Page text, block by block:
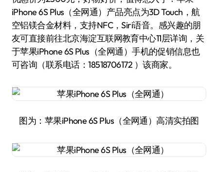
iPhone 6S Plus（全网通）产品亮点为3D Touch，航
空铝镁合金材料，支持NFC，Siri语音。感兴趣的朋
友可直接前往北京海淀互联网教育中心11层详询，关
于苹果iPhone 6S Plus（全网通）手机的促销信息也
可咨询（联系电话：18518706172 ）该商家。
图为：苹果iPhone 6S Plus（全网通）高清实拍图